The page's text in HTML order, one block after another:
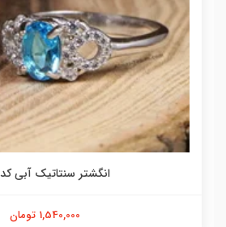
انگشتر سنتاتیک آبی کد585
1,540,000 تومان